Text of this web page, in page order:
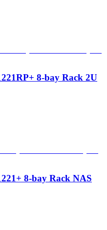
8-bay Rack 2U
8-bay Rack NAS